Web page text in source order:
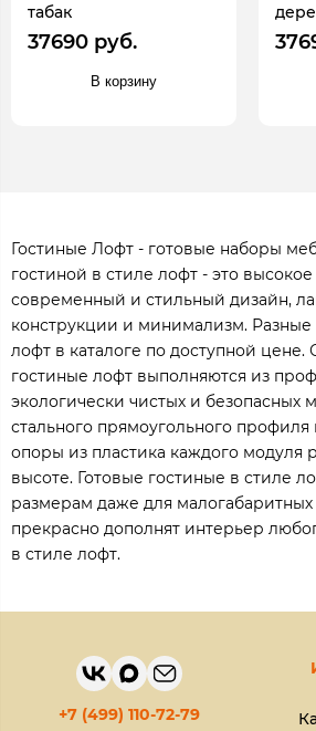
табак
37690 руб.
В корзину
Гостиные Лофт - готовые наборы
гостиной в стиле лофт - это высокое
современный и стильный дизайн,
конструкции и минимализм.
лофт в каталоге по доступной
гостиные лофт выполняются из
экологически чистых и безопасных
стального прямоугольного
опоры из пластика каждого модуля
высоте. Готовые гостиные в стиле
размерам даже для малогабаритных
прекрасно дополнят интерьер
в стиле лофт.
+7 (499) 110-72-79